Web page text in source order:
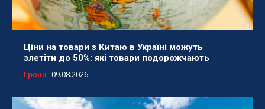
Ціни на товари з Китаю в Україні можуть
злетіти до 50%: які товари подорожчають
Гроші 09.08.2026